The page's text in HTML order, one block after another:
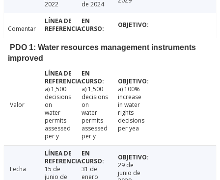
2022
de 2024
Comentar
PDO 1: Water resources management instruments
improved
Valor
a) 1,500
decisions
on
water
permits
assessed
per y
a) 1,500
decisions
on
water
permits
assessed
per y
a) 100%
increase
in water
rights
decisions
per yea
Fecha
15 de
junio de
31 de
enero
29 de
junio de